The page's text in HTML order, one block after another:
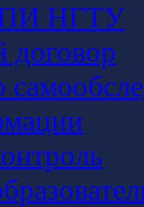
НГТУ
договор